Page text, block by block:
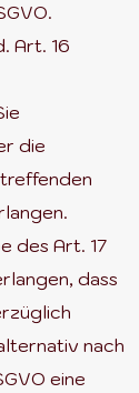
Art. 16
die
des Art. 17
dass
nach
eine